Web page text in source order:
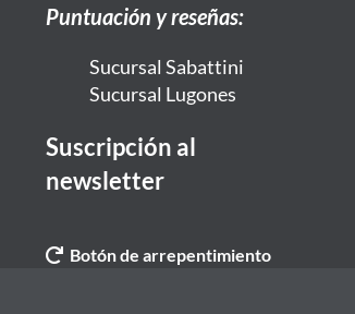
Puntuación y reseñas:
Sucursal Sabattini
Sucursal Lugones
Suscripción al
newsletter
Botón de arrepentimiento